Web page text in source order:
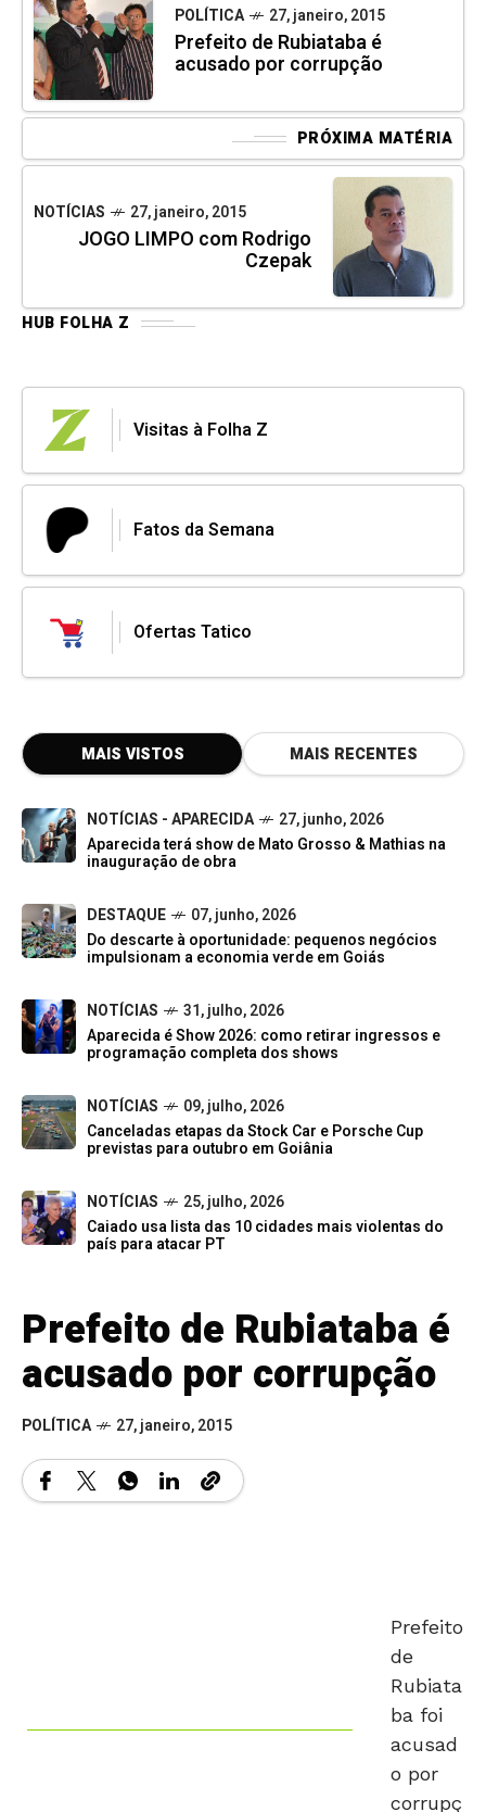
POLÍTICA 27, janeiro, 2015
Prefeito de Rubiataba é
acusado por corrupção
PRÓXIMA MATÉRIA
NOTÍCIAS 27, janeiro, 2015
JOGO LIMPO com Rodrigo
Czepak
HUB FOLHA Z
Visitas à Folha Z
Fatos da Semana
Ofertas Tatico
MAIS VISTOS MAIS RECENTES
NOTÍCIAS - APARECIDA
27, junho, 2026
Aparecida terá show de Mato Grosso & Mathias na
inauguração de obra
DESTAQUE
07, junho, 2026
Do descarte à oportunidade: pequenos negócios
impulsionam a economia verde em Goiás
NOTÍCIAS
31, julho, 2026
Aparecida é Show 2026: como retirar ingressos e
programação completa dos shows
NOTÍCIAS
09, julho, 2026
Canceladas etapas da Stock Car e Porsche Cup
previstas para outubro em Goiânia
NOTÍCIAS
25, julho, 2026
Caiado usa lista das 10 cidades mais violentas do
país para atacar PT
Prefeito de Rubiataba é
acusado por corrupção
POLÍTICA 27, janeiro, 2015
de
Rubiata
ba foi
acusad
o por
corrupç
ão